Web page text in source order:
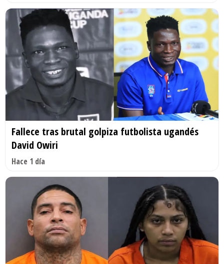
Fallece tras brutal golpiza futbolista ugandés
David Owiri
Hace 1 día